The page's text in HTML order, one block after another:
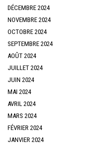
DÉCEMBRE 2024
NOVEMBRE 2024
OCTOBRE 2024
SEPTEMBRE 2024
AOÛT 2024
JUILLET 2024
JUIN 2024
MAI 2024
AVRIL 2024
MARS 2024
FÉVRIER 2024
JANVIER 2024